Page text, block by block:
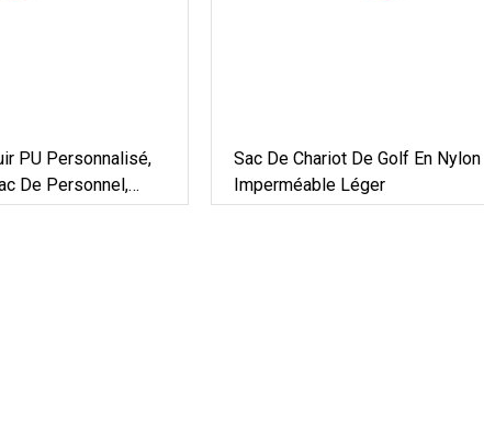
PU Personnalisé,
De Personnel,
Usine
Sac De Chariot De Golf En Nylon
Imperméable Léger